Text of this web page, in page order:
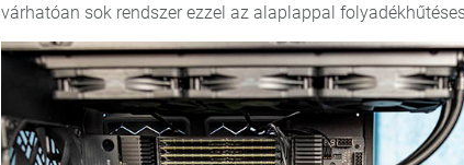
várhatóan sok rendszer ezzel az alaplappal